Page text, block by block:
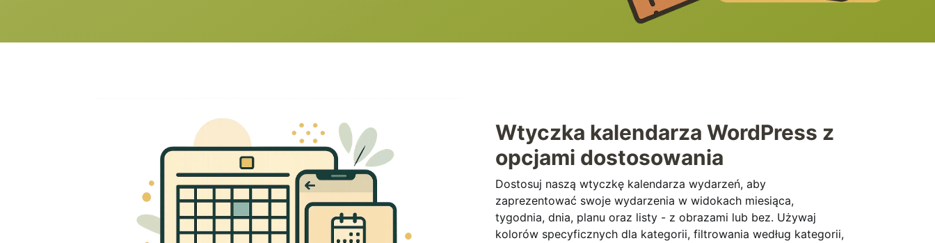
Wtyczka kalendarza WordPress z
opcjami dostosowania
Dostosuj naszą wtyczkę kalendarza wydarzeń, aby
zaprezentować swoje wydarzenia w widokach miesiąca,
tygodnia, dnia, planu oraz listy - z obrazami lub bez. Używaj
kolorów specyficznych dla kategorii, filtrowania według kategorii,